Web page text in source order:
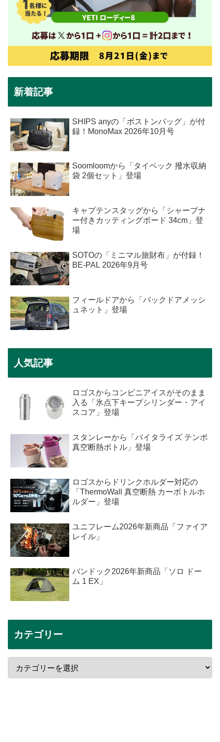
新着記事
SHIPS anyの「ボストンバッグ」が付
録！MonoMax 2026年10月号
Soomloomから「タイベック 撥水収納
袋 2個セット」登場
キャプテンスタッグから「シャープナ
ー付きカッティングボード 34cm」登
場
SOTOの「ミニマル旅財布」が付録！
BE-PAL 2026年9月号
フィールドアから「バックドアメッシ
ュネット」登場
人気記事
ロゴスからコンビニアイスがそのまま
入る「氷点下キープシリンダー・アイ
スコア」登場
スタンレーから「バイタライズ テンポ
真空断熱ボトル」登場
ロゴスからドリンクホルダー対応の
「ThermoWall 真空断熱 カーボトルホ
ルダー」登場
ユニフレーム2026年新商品「ファイア
レイル」
バンドック2026年新商品「ソロ ドー
ム 1 EX」
カテゴリー